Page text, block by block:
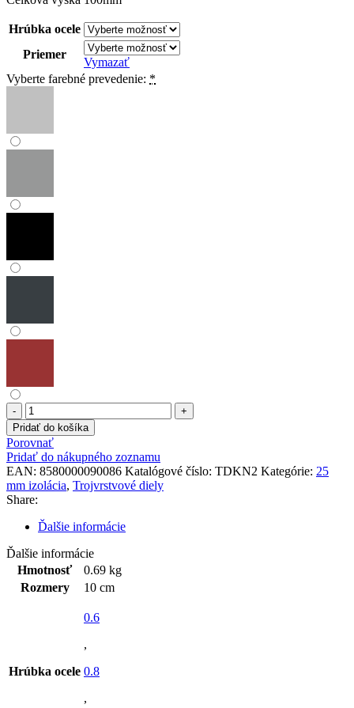
Hrúbka ocele
Priemer
Vymazať
Vyberte farebné prevedenie: *
množstvo
Kondenzačná
nádoba
25mm
izolácia
Pridať do košíka
Porovnať
Pridať do nákupného zoznamu
EAN: 8580000090086 Katalógové číslo: TDKN2 Kategórie: 25
mm izolácia, Trojvrstvové diely
Share:
Ďalšie informácie
Ďalšie informácie
Hmotnosť
0.69 kg
Rozmery
10 cm
Hrúbka ocele
0.6
,
0.8
,